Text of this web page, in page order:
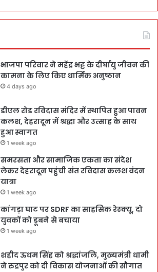
भाजपा परिवार ने महेंद्र भट्ट के दीर्घायु जीवन की
कामना के लिए किए धार्मिक अनुष्ठान
4 days ago
डीएल रोड रविदास मंदिर में स्थापित हुआ पावन
कलश, देहरादून में श्रद्धा और उत्साह के साथ
हुआ स्वागत
1 week ago
समरसता और सामाजिक एकता का संदेश
लेकर देहरादून पहुंची संत रविदास कलश वंदन
यात्रा
1 week ago
कांगड़ा घाट पर SDRF का साहसिक रेस्क्यू, दो
युवकों को डूबने से बचाया
1 week ago
शहीद ऊधम सिंह को श्रद्धांजलि, मुख्यमंत्री धामी
ने रुद्रपुर को दी विकास योजनाओं की सौगात